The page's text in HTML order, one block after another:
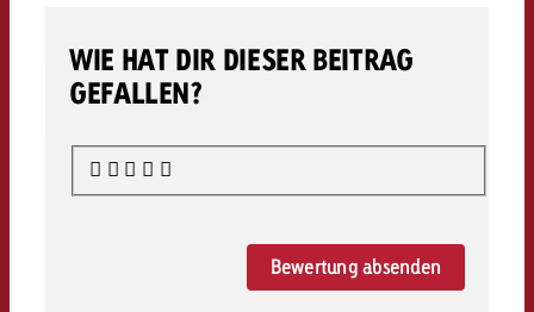
WIE HAT DIR DIESER BEITRAG
GEFALLEN?
Bewertung absenden